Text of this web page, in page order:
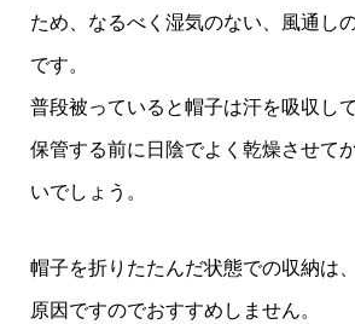
ため、なるべく湿気のない、風通し
です。
普段被っていると帽子は汗を吸収し
保管する前に日陰でよく乾燥させて
いでしょう。
帽子を折りたたんだ状態での収納は
原因ですのでおすすめしません。